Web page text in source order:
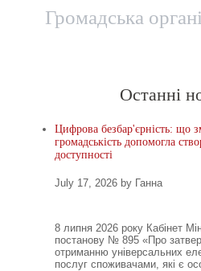
Громадська
Останні
Цифрова безбар'єрність: що
громадськість допомогла
доступності
July 17, 2026 by Ганна
8 липня 2026 року Кабінет
постанову № 895 «Про
отриманню універсальних
послуг споживачами, які є